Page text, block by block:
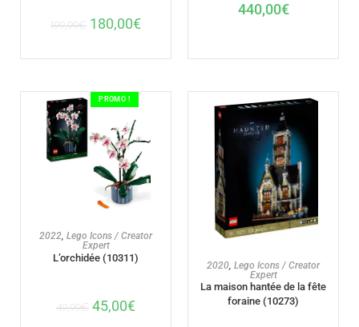
199,99€ 180,00€
440,00€
PROMO !
AJOUTER AU PANIER
2022, Lego Icons / Creator
Expert
L’orchidée (10311)
49,99€ 45,00€
2020 Lego Icons / Creator
Expert
La maison hantée de la fête
foraine (10273)